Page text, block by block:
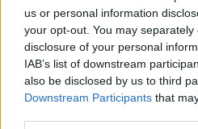
us or personal information
your opt-out. You may
disclosure of your personal
IAB’s list of downstream
also be disclosed by us to third
Downstream Participants that
sillas eléctricas de forma
trayecto. Igualmente, la
del vehículo, tipo LED, ahorra
tiempo que ofrece una
emisiones.
Inversión plurianual